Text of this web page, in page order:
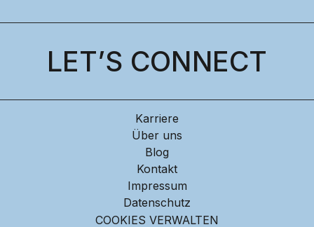
LET’S CONNECT
Karriere
Über uns
Blog
Kontakt
Impressum
Datenschutz
COOKIES VERWALTEN